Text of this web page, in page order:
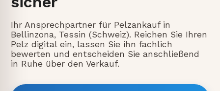
Ihr Ansprechpartner für Pelzankauf in
Bellinzona, Tessin (Schweiz). Reichen Sie Ihren
Pelz digital ein, lassen Sie ihn fachlich
bewerten und entscheiden Sie anschließend
in Ruhe über den Verkauf.